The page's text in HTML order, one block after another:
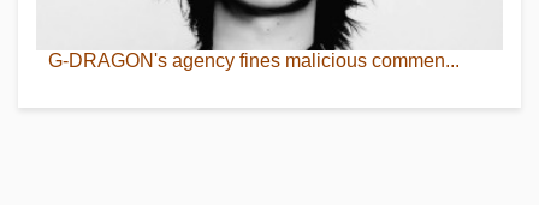
G-DRAGON's agency fines malicious commen...